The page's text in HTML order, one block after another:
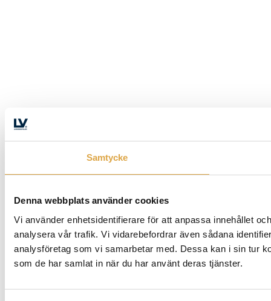
Samtycke
Denna webbplats använder cookies
Vi använder enhetsidentifierare för att anpassa innehållet
analysera vår trafik. Vi vidarebefordrar även sådana
analysföretag som vi samarbetar med. Dessa kan i sin tur
som de har samlat in när du har använt deras tjänster.